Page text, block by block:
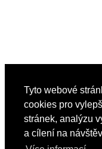
Tyto webové
cookies pro
stránek, analýzu
a cílení na